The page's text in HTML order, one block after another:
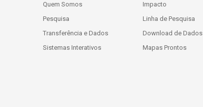
Quem Somos
Pesquisa
Transferência e Dados
Sistemas Interativos
Impacto
Linha de Pesquisa
Download de Dados
Mapas Prontos